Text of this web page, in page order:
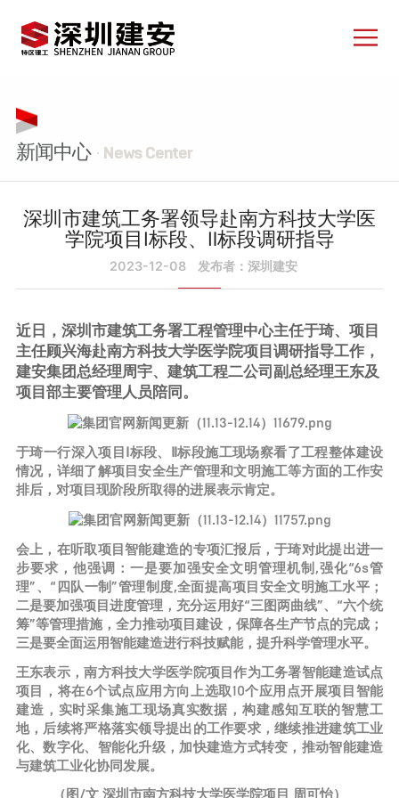
新闻中心 · News Center
深圳市建筑工务署领导赴南方科技大学医
学院项目Ⅰ标段、Ⅱ标段调研指导
2023-12-08 发布者：深圳建安
近日，深圳市建筑工务署工程管理中心主任于琦、项目
主任顾兴海赴南方科技大学医学院项目调研指导工作，
建安集团总经理周宇、建筑工程二公司副总经理王东及
项目部主要管理人员陪同。
于琦一行深入项目Ⅰ标段、Ⅱ标段施工现场察看了工程整体建设
情况，详细了解项目安全生产管理和文明施工等方面的工作安
排后，对项目现阶段所取得的进展表示肯定。
会上，在听取项目智能建造的专项汇报后，于琦对此提出进一
步要求，他强调：一是要加强安全文明管理机制,强化“6s管
理”、“四队一制”管理制度,全面提高项目安全文明施工水平；
二是要加强项目进度管理，充分运用好“三图两曲线”、“六个统
筹”等管理措施，全力推动项目建设，保障各生产节点的完成；
三是要全面运用智能建造进行科技赋能，提升科学管理水平。
王东表示，南方科技大学医学院项目作为工务署智能建造试点
项目，将在6个试点应用方向上选取10个应用点开展项目智能
建造，实时采集施工现场真实数据，构建感知互联的智慧工
地，后续将严格落实领导提出的工作要求，继续推进建筑工业
化、数字化、智能化升级，加快建造方式转变，推动智能建造
与建筑工业化协同发展。
（图/文 深圳市南方科技大学医学院项目 周可怡）